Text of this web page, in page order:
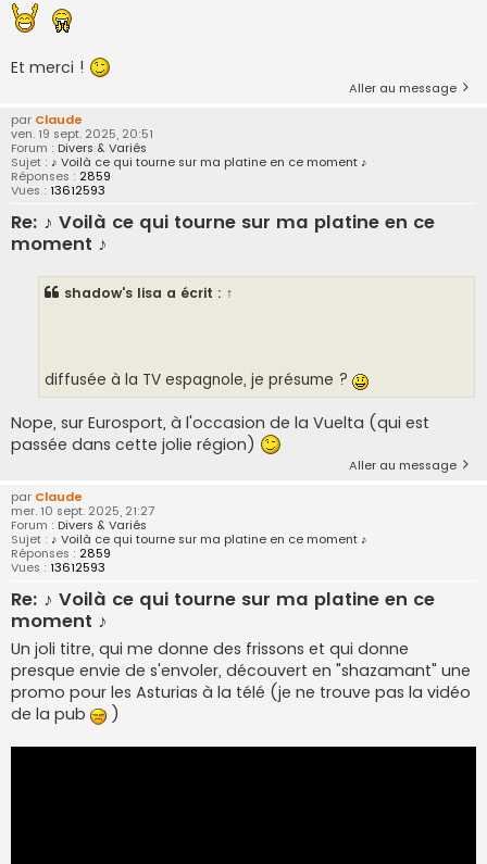
Et merci !
Aller au message
par Claude
ven. 19 sept. 2025, 20:51
Forum : Divers & Variés
Sujet : ♪ Voilà ce qui tourne sur ma platine en ce moment ♪
Réponses : 2859
Vues : 13612593
Re: ♪ Voilà ce qui tourne sur ma platine en ce
moment ♪
shadow's lisa a écrit : ↑
diffusée à la TV espagnole, je présume ?
Nope, sur Eurosport, à l'occasion de la Vuelta (qui est
passée dans cette jolie région)
Aller au message
par Claude
mer. 10 sept. 2025, 21:27
Forum : Divers & Variés
Sujet : ♪ Voilà ce qui tourne sur ma platine en ce moment ♪
Réponses : 2859
Vues : 13612593
Re: ♪ Voilà ce qui tourne sur ma platine en ce
moment ♪
Un joli titre, qui me donne des frissons et qui donne
presque envie de s'envoler, découvert en "shazamant" une
promo pour les Asturias à la télé (je ne trouve pas la vidéo
de la pub
)